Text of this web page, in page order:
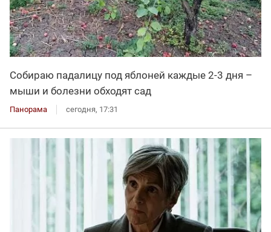
Собираю падалицу под яблоней каждые 2-3 дня –
мыши и болезни обходят сад
Панорама сегодня, 17:31